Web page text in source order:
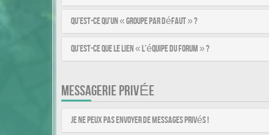
Qu’est-ce qu’un « Groupe par défaut » ?
Qu’est-ce que le lien « L’équipe du forum » ?
MESSAGERIE PRIVÉE
Je ne peux pas envoyer de messages privés !